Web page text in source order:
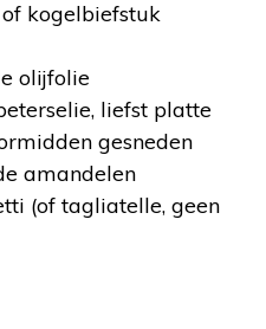
kogelbiefstuk
olijfolie
liefst platte
gesneden
amandelen
(of tagliatelle, geen